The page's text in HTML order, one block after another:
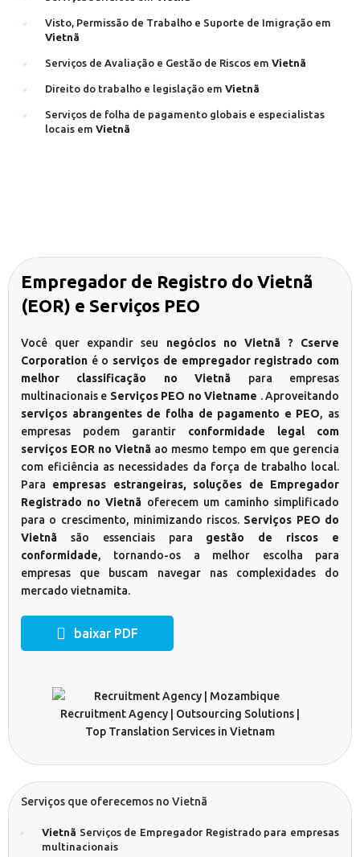
Visto, Permissão de Trabalho e Suporte de Imigração em
Vietnã
Serviços de Avaliação e Gestão de Riscos em Vietnã
Direito do trabalho e legislação em Vietnã
Serviços de folha de pagamento globais e especialistas
locais em Vietnã
Empregador de Registro do Vietnã
(EOR) e Serviços PEO
Você quer expandir seu negócios no Vietnã ? Cserve
Corporation é o serviços de empregador registrado com
melhor classificação no Vietnã para empresas
multinacionais e Serviços PEO no Vietname . Aproveitando
serviços abrangentes de folha de pagamento e PEO, as
empresas podem garantir conformidade legal com
serviços EOR no Vietnã ao mesmo tempo em que gerencia
com eficiência as necessidades da força de trabalho local.
Para empresas estrangeiras, soluções de Empregador
Registrado no Vietnã oferecem um caminho simplificado
para o crescimento, minimizando riscos. Serviços PEO do
Vietnã são essenciais para gestão de riscos e
conformidade, tornando-os a melhor escolha para
empresas que buscam navegar nas complexidades do
mercado vietnamita.
baixar PDF
Serviços que oferecemos no Vietnã
Vietnã Serviços de Empregador Registrado para empresas
multinacionais